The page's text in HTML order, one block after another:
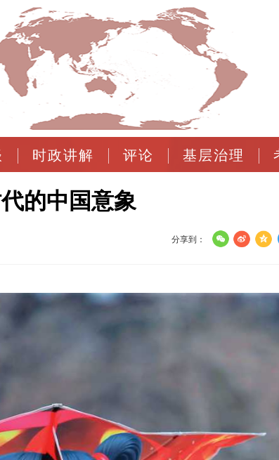
时政讲解 评论 基层治理
的中国意象
分享到：